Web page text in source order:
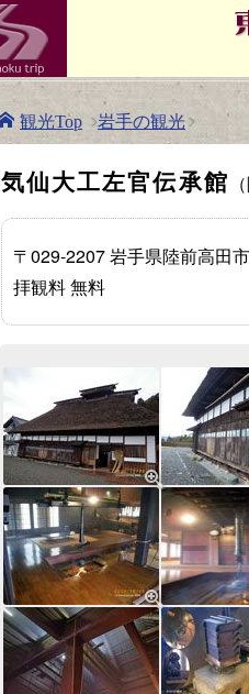
観光Top 岩手の観光
気仙大工左官伝承館
〒029-2207 岩手県陸前高田
拝観料 無料